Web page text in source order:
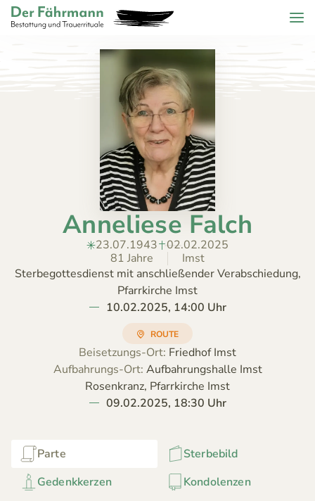
Zum Header springen (Control + Option
Zum Inhalt springen ( Control + Option
Zum Footer springen (Control + Option
zur Navigation springen (Control + Option
Barrierefreiheits-Widget öffnen (
Zur Barrierefreiheitserklaerung (Control + Option
Der Fährmann - Bestattung und Trauerrituale KG
TRAUERFÄLLE
Bestattungskalender
ANGEBOTAnneliese Falch
23.07.1943
02.02.2025
81 Jahre
Imst
Sterbegottesdienst mit anschließender Verabschiedung,
Pfarrkirche Imst
10.02.2025, 14:00 Uhr
ROUTE
Beisetzungs-Ort: Friedhof Imst
Aufbahrungs-Ort: Aufbahrungshalle Imst
Rosenkranz, Pfarrkirche Imst
09.02.2025, 18:30 Uhr
Parte
Sterbebild
Gedenkkerzen
Kondolenzen